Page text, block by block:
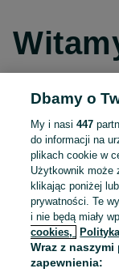
Dbamy o
My i nasi447
do informacji na
plikach cookie w
Użytkownik może
klikając poniżej
prywatności. Te
i nie będą miały
cookies,
Wraz z
zapewnienia: